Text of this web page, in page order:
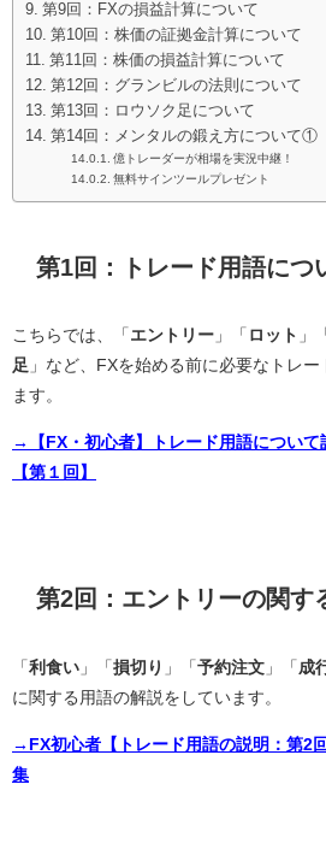
第9回：FXの損益計算について
第10回：株価の証拠金計算について
第11回：株価の損益計算について
第12回：グランビルの法則について
第13回：ロウソク足について
第14回：メンタルの鍛え方について①
億トレーダーが相場を実況中継！
無料サインツールプレゼント
第1回：トレード用語につ
こちらでは、「 エントリー 」「 ロット 」「
足 」など、FXを始める前に必要なトレ
ます。
→【FX・初心者】トレード用語について
【第１回】
第2回：エントリーの関す
「利食い 」「損切り 」「予約注文 」「 成
に関する用語の解説をしています。
→FX初心者【トレード用語の説明：第2
集